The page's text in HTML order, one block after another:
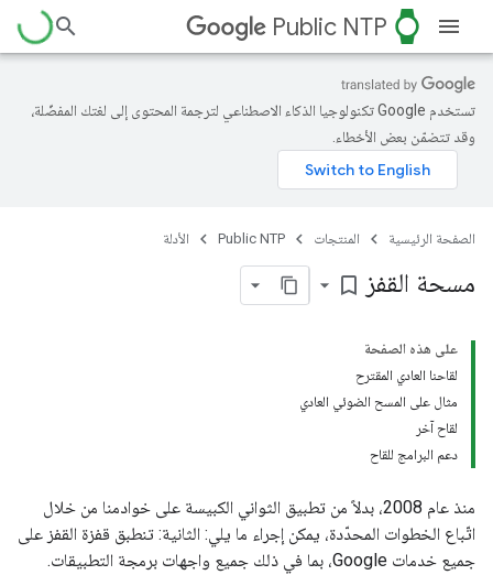
watch
Public NTP
تستخدم Google تكنولوجيا الذكاء الاصطناعي لترجمة المحتوى إلى لغتك المفضّلة،
وقد تتضمّن بعض الأخطاء.
الصفحة الرئيسية المنتجات Public NTP الأدلة
مسحة القفز bookmark_border
على هذه الصفحة
لقاحنا العادي المقترح
مثال على المسح الضوئي العادي
لقاح آخر
دعم البرامج للقاح
منذ عام 2008، بدلاً من تطبيق الثواني الكبيسة على خوادمنا من خلال
اتّباع الخطوات المحدّدة، يمكن إجراء ما يلي: الثانية: تنطبق قفزة القفز على
جميع خدمات Google، بما في ذلك جميع واجهات برمجة التطبيقات.